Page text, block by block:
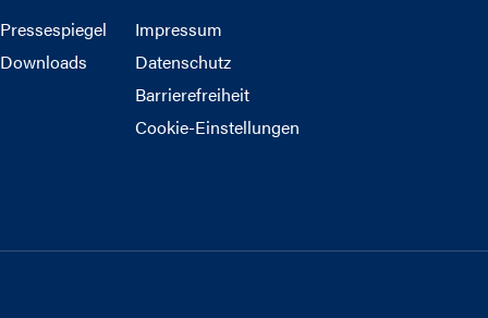
Pressespiegel
Downloads
Impressum
Datenschutz
Barrierefreiheit
Cookie-Einstellungen